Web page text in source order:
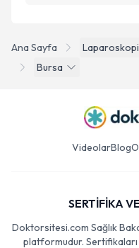
Ana Sayfa
Bursa
VideolarBlog
SERTİFİKA
Doktorsitesi.com Sağlık
platformudur. Sertifikaları